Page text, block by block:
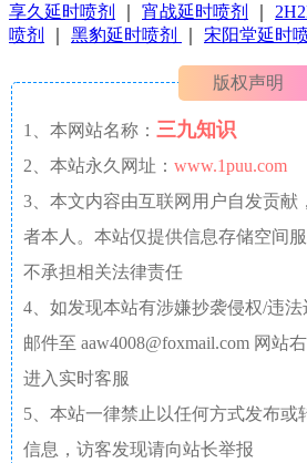
享久延时喷剂
宵战延时喷剂
喷剂
黑豹延时喷剂 宋阳堂延时
版权声明
1、本网站名称： 三九知识
2、本站永久网址： www.1puu.com
3、本文内容由互联网用户自发贡献
者本人。本站仅提供信息存储空间
不承担相关法律责任
4、如发现本站有涉嫌抄袭侵权/违
邮件至 aaw4008@foxmail.com 网站
进入实时客服
5、本站一律禁止以任何方式发布或
信息，访客发现请向站长举报